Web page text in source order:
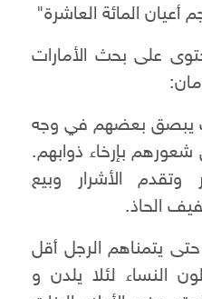
أعيان المائة العاشرة"
على بحث الأمارات
يبصق بعضهم في وجه
بإرخاء ذوابهم.
وتقدم الأشرار وبيع
الحاذ.
حتى يتمناهم الرجل أقل
النساء لئلا يلدن و